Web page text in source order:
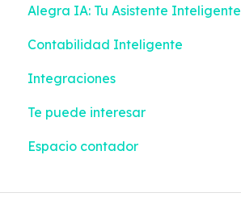
Alegra IA: Tu Asistente Inteligente
Contabilidad Inteligente
Integraciones
Te puede interesar
Espacio contador